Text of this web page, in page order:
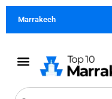
Marrakech